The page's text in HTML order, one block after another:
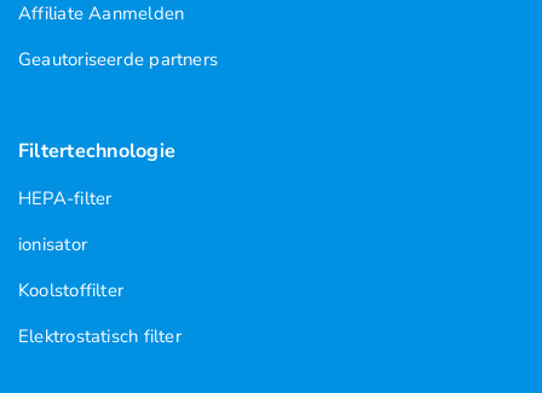
Affiliate Aanmelden
Geautoriseerde partners
Filtertechnologie
HEPA-filter
ionisator
Koolstoffilter
Elektrostatisch filter